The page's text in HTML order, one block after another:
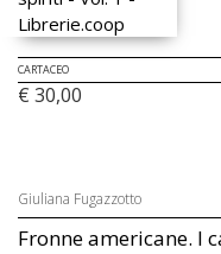
CARTACEO
€ 30,00
Giuliana Fugazzotto
Fronne americane. I